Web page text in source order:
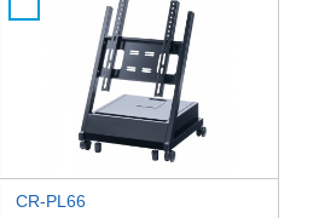
CR-PL66